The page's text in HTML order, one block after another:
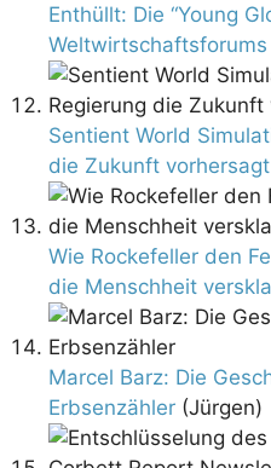
Enthüllt: Die “Young
Weltwirtschaftsforums
Sentient World
die Zukunft vorhersagt
Wie Rockefeller den
die Menschheit
Marcel Barz: Die
Erbsenzähler (Jürgen)